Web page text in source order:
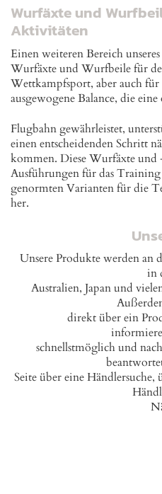
Wurfäxte und
Aktivitäten
Einen weiteren Bereich
Wurfäxte und Wurfbeile für
Wettkampfsport, aber auch
ausgewogene Balance, die
Flugbahn gewährleistet,
einen entscheidenden Schritt
kommen. Diese Wurfäxte
Ausführungen für das
genormten Varianten für die
her.
Unsere Produkte werden an
in
Australien, Japan und
direkt über ein
schnellstmöglich und
Seite über eine Händlersuche,